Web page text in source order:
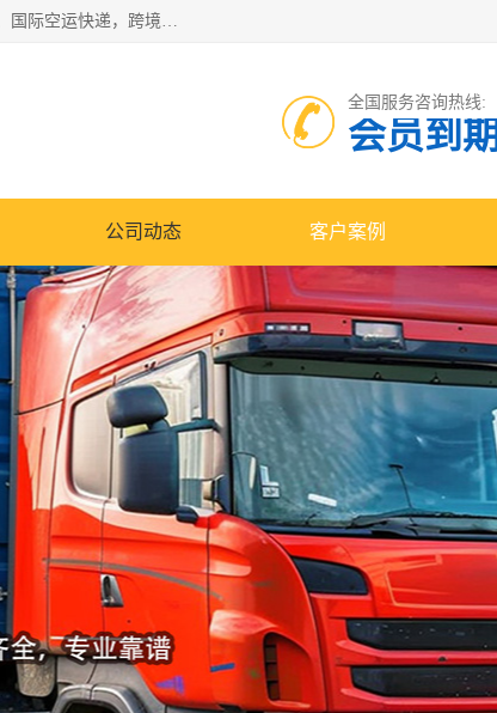
东莞市润丰国际货运代理有限公司提供中港运输（中港散货拼车、中港吨车、中港拖车）、国际海运代理、国际空运快递，跨境电商，亚马逊FBA，国内物流园服务，进出口报关，仓储，提供给客户整套运输解决方案和增值服务
全国服务咨询热线:
会员到期
公司动态 客户案例